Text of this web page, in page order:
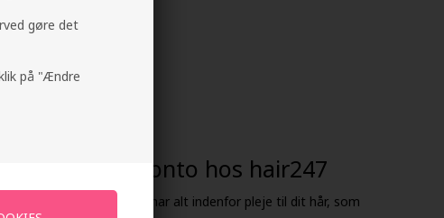
gøre det
på "Ændre
fordels-konto hos hair247
konto hos hair247.dk. Vi har alt indenfor pleje til dit hår, som